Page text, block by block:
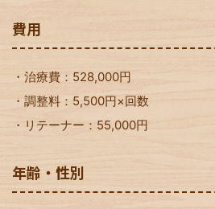
費用
・治療費：528,000円
・調整料：5,500円×回数
・リテーナー：55,000円
年齢・性別